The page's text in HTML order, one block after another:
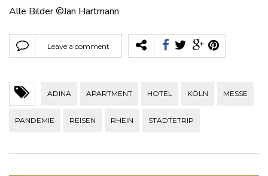
Alle Bilder ©Jan Hartmann
Leave a comment
ADINA APARTMENT HOTEL KÖLN MESSE
PANDEMIE REISEN RHEIN STÄDTETRIP